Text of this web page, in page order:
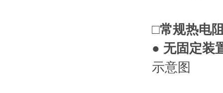
□常规热电
● 无固定装
示意图